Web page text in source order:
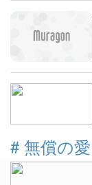
# 無償の愛